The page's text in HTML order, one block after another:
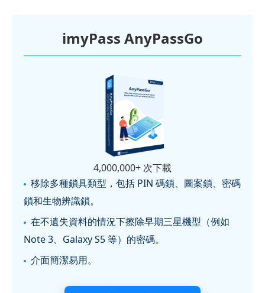
imyPass AnyPassGo
4,000,000+ 次下載
移除多種鎖具類型，包括 PIN 碼鎖、圖案鎖、密碼
鎖和生物辨識鎖。
在不遺失資料的情況下擦除早期三星機型（例如
Note 3、Galaxy S5 等）的密碼。
介面簡潔易用。